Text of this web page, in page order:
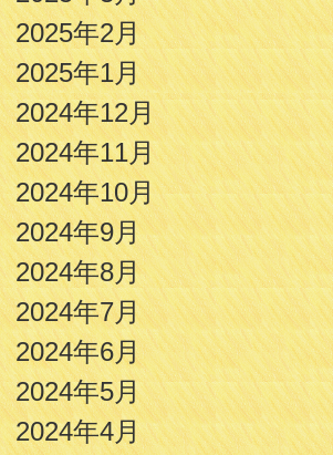
2025年2月
2025年1月
2024年12月
2024年11月
2024年10月
2024年9月
2024年8月
2024年7月
2024年6月
2024年5月
2024年4月